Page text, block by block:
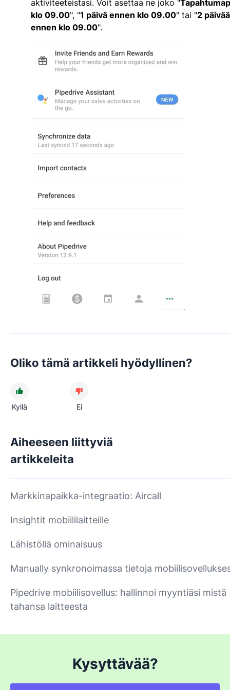
aktiviteeteistasi. Voit asettaa ne joko "
klo 09.00", "1 päivä ennen klo 09.00" tai "2 päivää
ennen klo 09.00".
Oliko tämä artikkeli hyödyllinen?
Kyllä Ei
Aiheeseen liittyviä
artikkeleita
Markkinapaikka-integraatio: Aircall
Insightit mobiililaitteille
Lähistöllä ominaisuus
Manually synkronoimassa tietoja
Pipedrive mobiilisovellus: hallinnoi myyntiäsi mistä
tahansa laitteesta
Kysyttävää?